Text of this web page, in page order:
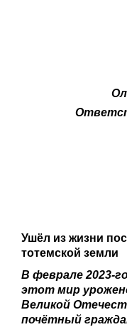
Ушёл из жизни
тотемской земли
В феврале 2023-
этот мир
Великой
почётный